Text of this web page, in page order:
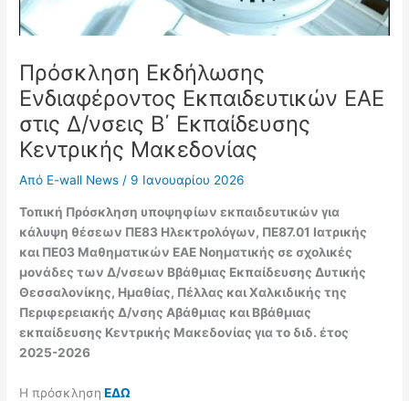
Πρόσκληση Εκδήλωσης
Ενδιαφέροντος Εκπαιδευτικών ΕΑΕ
στις Δ/νσεις Β΄ Εκπαίδευσης
Κεντρικής Μακεδονίας
Από E-wall News/ 9 Ιανουαρίου 2026
Τοπική Πρόσκληση υποψηφίων εκπαιδευτικών για
κάλυψη θέσεων ΠΕ83 Ηλεκτρολόγων, ΠΕ87.01 Ιατρικής
και ΠΕ03 Μαθηματικών ΕΑΕ Νοηματικής σε σχολικές
μονάδες των Δ/νσεων Ββάθμιας Εκπαίδευσης Δυτικής
Θεσσαλονίκης, Ημαθίας, Πέλλας και Χαλκιδικής της
Περιφερειακής Δ/νσης Αβάθμιας και Ββάθμιας
εκπαίδευσης Κεντρικής Μακεδονίας για το διδ. έτος
2025-2026
Η πρόσκληση ΕΔΩ